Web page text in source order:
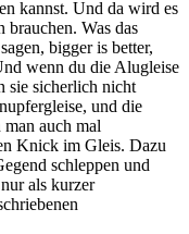
kannst. Und da wird es
brauchen. Was das
bigger is better,
wenn du die Alugleise
sie sicherlich nicht
und die
auch mal
Knick im Gleis. Dazu
schleppen und
als kurzer